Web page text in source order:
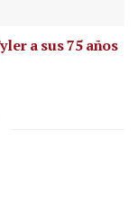
a sus 75 años